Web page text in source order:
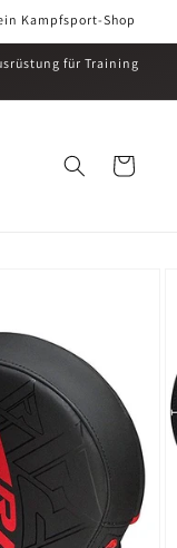
Kampfsport-Shop
für Training
Warenkorb